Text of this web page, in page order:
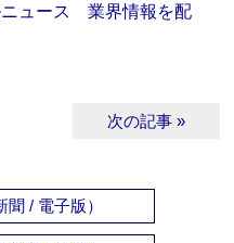
ュース 業界情報を配
次の記事 »
/ 電子版）